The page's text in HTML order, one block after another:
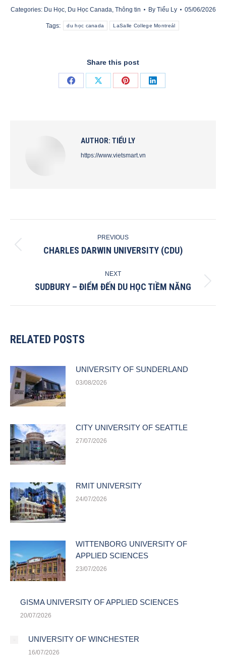
Categories: Du Học, Du Học Canada, Thông tin By Tiểu Ly 05/06/2026
Tags: du học canada LaSalle College Montreál
Share this post
Share
Share
Share
Share
AUTHOR: TIỂU LY
https://www.vietsmart.vn
NAVIGATION
PREVIOUS
Previous
CHARLES DARWIN UNIVERSITY (CDU)
NEXT
Next
SUDBURY – ĐIỂM ĐẾN DU HỌC TIỀM NĂNG
RELATED POSTS
UNIVERSITY OF SUNDERLAND
03/08/2026
CITY UNIVERSITY OF SEATTLE
27/07/2026
RMIT UNIVERSITY
24/07/2026
WITTENBORG UNIVERSITY OF
APPLIED SCIENCES
23/07/2026
GISMA UNIVERSITY OF APPLIED SCIENCES
20/07/2026
UNIVERSITY OF WINCHESTER
16/07/2026